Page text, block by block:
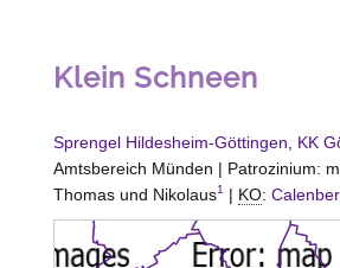
Klein Schneen
Sprengel Hildesheim-Göttingen KK
Amtsbereich Münden | Patrozinium:
Thomas und Nikolaus1 | KO: